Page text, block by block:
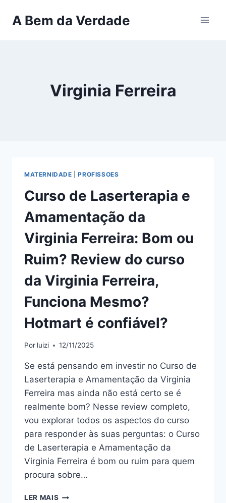
paraA Bem da Verdade
Virginia Ferreira
MATERNIDADE |PROFISSOES
Curso de Laserterapia e
Amamentação da
Virginia Ferreira: Bom ou
Ruim? Review do curso
da Virginia Ferreira,
Funciona Mesmo?
Hotmart é confiável?
Por luizi 12/11/2025
Se está pensando em investir no Curso de
Laserterapia e Amamentação da Virginia
Ferreira mas ainda não está certo se é
realmente bom? Nesse review completo,
vou explorar todos os aspectos do curso
para responder às suas perguntas: o Curso
de Laserterapia e Amamentação da
Virginia Ferreira é bom ou ruim para quem
procura sobre…
LER MAIS CURSO